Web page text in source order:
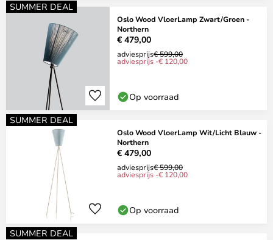
SUMMER DEAL
Oslo Wood VloerLamp Zwart/Groen -
Northern
€ 479,00
adviesprijs€ 599,00
adviesprijs -€ 120,00
Op voorraad
SUMMER DEAL
Oslo Wood VloerLamp Wit/Licht Blauw -
Northern
€ 479,00
adviesprijs€ 599,00
adviesprijs -€ 120,00
Op voorraad
SUMMER DEAL